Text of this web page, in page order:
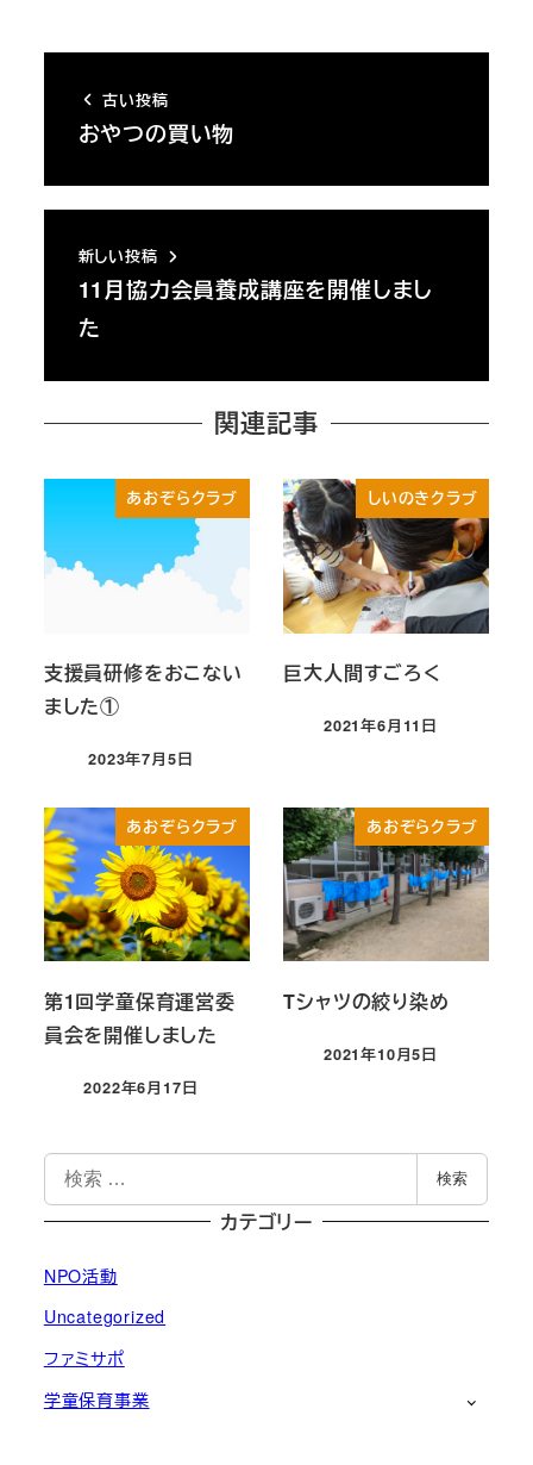
古い投稿
おやつの買い物
新しい投稿
11月協力会員養成講座を開催しまし
た
関連記事
あおぞらクラブ
支援員研修をおこない
ました①
投稿日
2023年7月5日
しいのきクラブ
巨大人間すごろく
投稿日
2021年6月11日
あおぞらクラブ
第1回学童保育運営委
員会を開催しました
投稿日
2022年6月17日
あおぞらクラブ
Tシャツの絞り染め
投稿日
2021年10月5日
検
索
検索
カテゴリー
NPO活動
Uncategorized
ファミサポ
学童保育事業